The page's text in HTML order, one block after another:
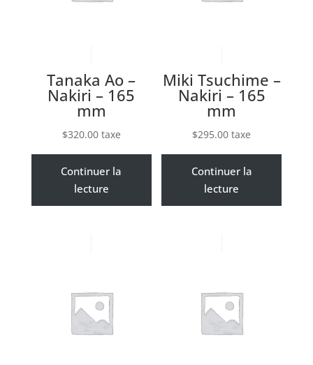
Tanaka Ao –
Nakiri – 165
mm
$320.00 taxe
Continuer la
lecture
Miki Tsuchime –
Nakiri – 165
mm
$295.00 taxe
Continuer la
lecture